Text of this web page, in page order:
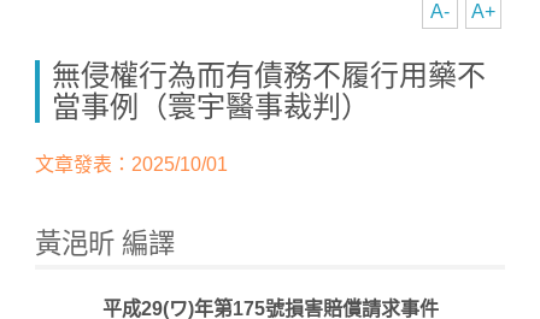
A+
A-
無侵權行為而有債務不履行用藥不
當事例（寰宇醫事裁判）
文章發表：2025/10/01
黃浥昕 編譯
平成29(ワ)年第175號損害賠償請求事件